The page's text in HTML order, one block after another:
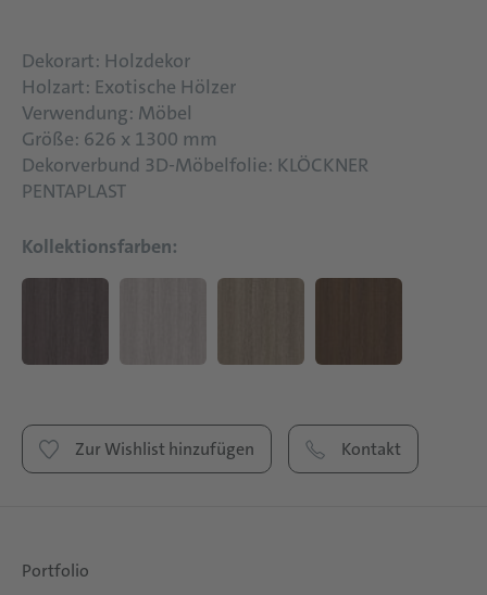
Dekorart: Holzdekor
Holzart: Exotische Hölzer
Verwendung: Möbel
Größe: 626 x 1300 mm
Dekorverbund 3D-Möbelfolie: KLÖCKNER
PENTAPLAST
Kollektionsfarben:
Zur Wishlist hinzufügen Kontakt
Portfolio